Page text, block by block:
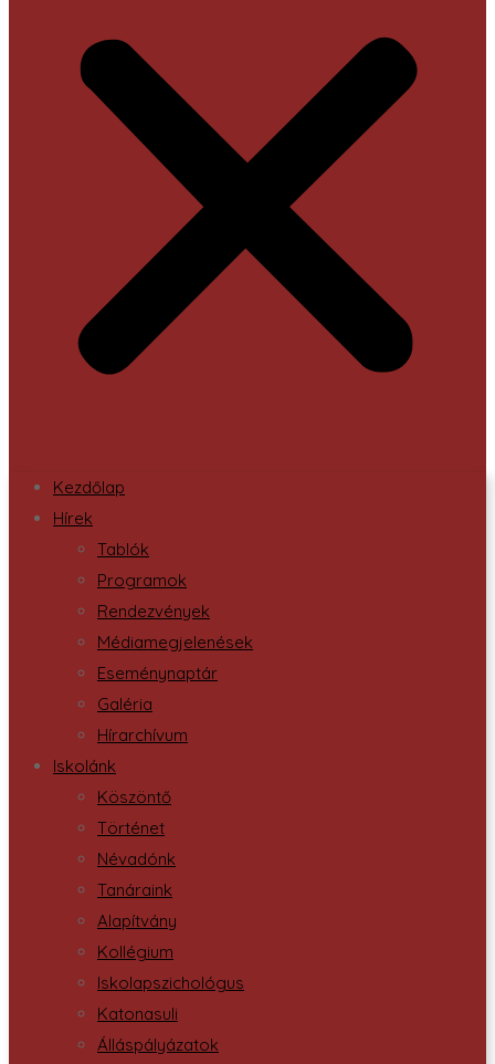
Kezdőlap
Hírek
Tablók
Programok
Rendezvények
Médiamegjelenések
Eseménynaptár
Galéria
Hírarchívum
Iskolánk
Köszöntő
Történet
Névadónk
Tanáraink
Alapítvány
Kollégium
Iskolapszichológus
Katonasuli
Álláspályázatok